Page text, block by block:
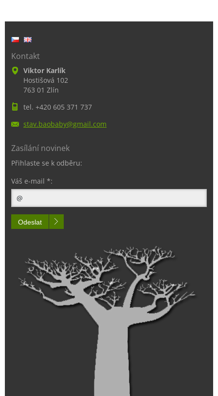
Kontakt
Viktor Karlík
Hostišová 102
763 01 Zlín
tel. +420 605 371 737
stav.baobaby@gmail.com
Zasílání novinek
Přihlaste se k odběru:
Váš e-mail *:
Odeslat